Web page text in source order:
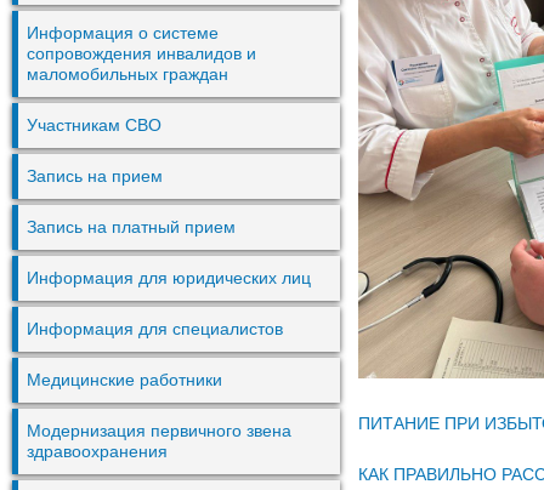
ПИТАНИЕ ПРИ
КАК ПРАВИЛЬНО
Информация о системе
сопровождения инвалидов и
маломобильных граждан
Участникам СВО
Запись на прием
Запись на платный прием
Информация для юридических лиц
Информация для специалистов
Медицинские работники
Модернизация первичного звена
здравоохранения